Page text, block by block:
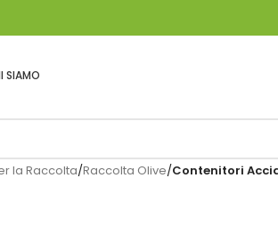
SIAMO
la Raccolta/Raccolta Olive/Contenitori